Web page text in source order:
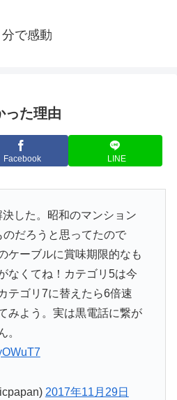
分で感動
った理由
Facebook LINE
した。昭和のマンション
だろうと思ってたので
ケーブルに賞味期限的なも
なくてね！カテゴリ5は今
テゴリ7に替えたら6倍速
みよう。実は黒電話に繋が
。
2017年11月29日